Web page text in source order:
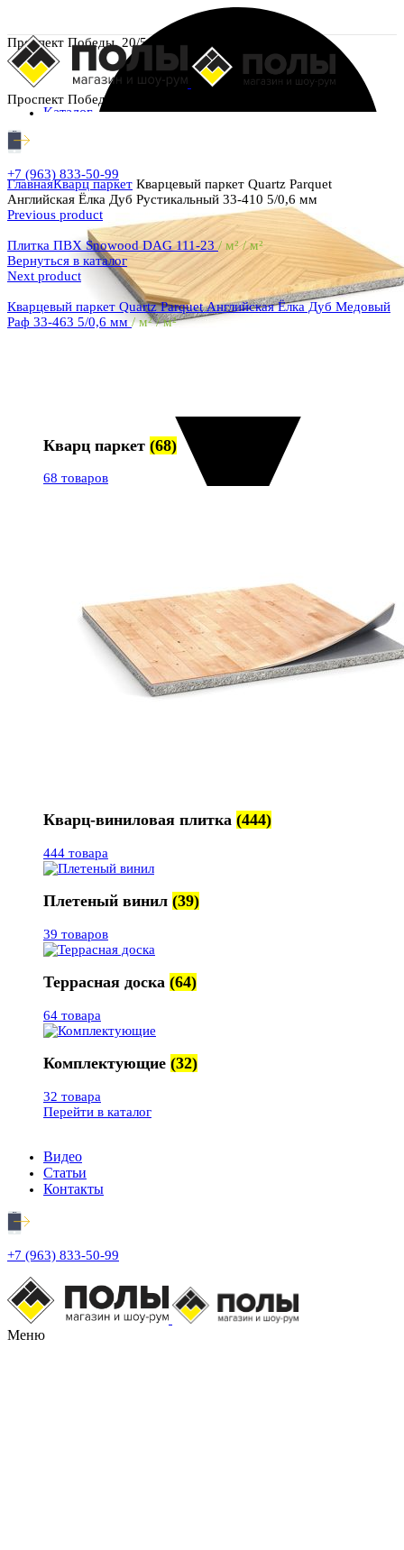
Проспект Победы, 20/5
Проспект Победы, 20/5
Каталог
Кварц паркет (68)
68 товаров
Кварц-виниловая плитка (444)
444 товара
Плетеный винил (39)
39 товаров
Террасная доска (64)
64 товара
Комплектующие (32)
32 товара
Перейти в каталог
Видео
Статьи
Контакты
+7 (963) 833-50-99
Меню
+7 (963) 833-50-99
ГлавнаяКварц паркет Кварцевый паркет Quartz Parquet
Английская Ёлка Дуб Рустикальный 33-410 5/0,6 мм
Previous product
Плитка ПВХ Snowood DAG 111-23/ м² / м²
Вернуться в каталог
Next product
Кварцевый паркет Quartz Parquet Английская Ёлка Дуб Медовый
Раф 33-463 5/0,6 мм/ м² / м²